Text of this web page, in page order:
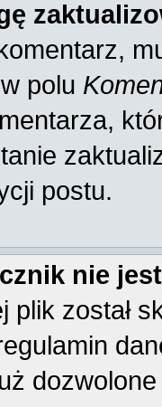
polu
postu.
nie
plik został